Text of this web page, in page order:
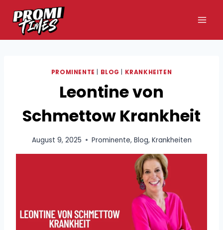
Inhalt
springen
PROMINENTE BLOG KRANKHEITEN
Leontine von
Schmettow Krankheit
August 9, 2025 Prominente, Blog, Krankheiten